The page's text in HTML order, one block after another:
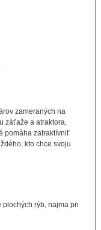
zameraných na
záťaže a atraktora,
pomáha zatraktívniť
kto chce svoju
rýb, najmä pri